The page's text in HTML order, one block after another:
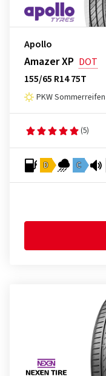
Apollo
Amazer XP DOT
155/65 R14 75T
PKW Sommerreifen
(5)
D C